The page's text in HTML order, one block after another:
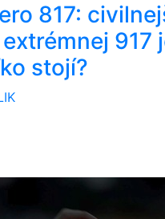
817:
917
stojí?